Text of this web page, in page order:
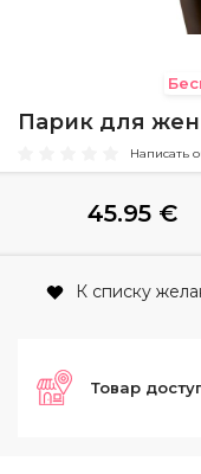
Парик для
Написать
45.95€
К списку
Товар